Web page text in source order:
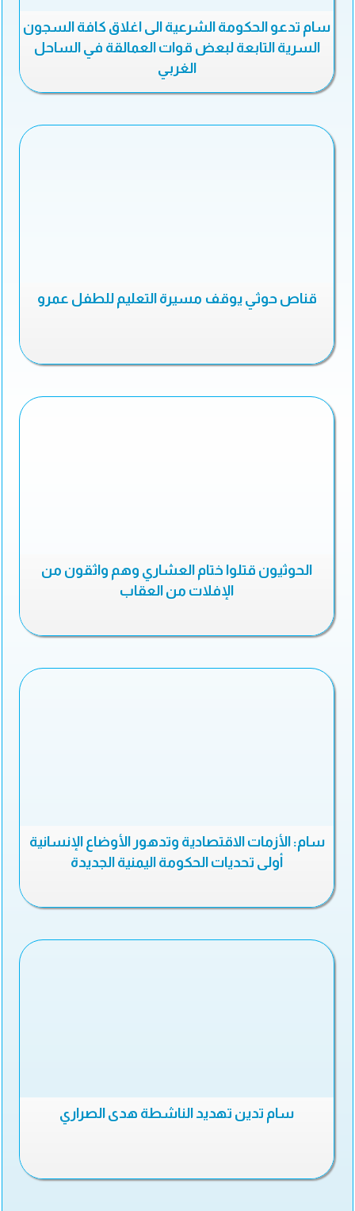
سام تدعو الحكومة الشرعية الى اغلاق كافة السجون
السرية التابعة لبعض قوات العمالقة في الساحل
الغربي
قناص حوثي يوقف مسيرة التعليم للطفل عمرو
الحوثيون قتلوا ختام العشاري وهم واثقون من
الإفلات من العقاب
سام: الأزمات الاقتصادية وتدهور الأوضاع الإنسانية
أولى تحديات الحكومة اليمنية الجديدة
سام تدين تهديد الناشطة هدى الصراري